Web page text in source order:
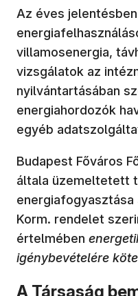
Az éves
villamosenergia,
vizsgálatok az
nyilvántartásában
energiahordozók
egyéb
Budapest Főváros
általa üzemeltetett
energiafogyasztása
Korm. rendelet
értelmében
igénybevételére
A Társaság